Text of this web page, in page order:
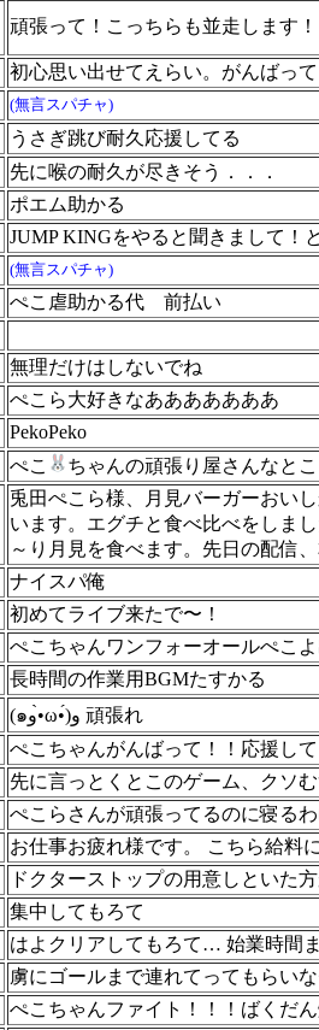
頑張って！こっちらも並走します！
初心思い出せてえらい。がんばっ
(無言スパチャ)
うさぎ跳び耐久応援してる
先に喉の耐久が尽きそう．．．
ポエム助かる
JUMP KINGをやると聞きまして！
(無言スパチャ)
ぺこ虐助かる代 前払い
無理だけはしないでね
ぺこら大好きなあああああああ
PekoPeko
ぺこ ちゃんの頑張り屋さんなと
兎田ぺこら様、月見バーガーおい
います。エグチと食べ比べをしま
～り月見を食べます。先日の配信
ナイスパ俺
初めてライブ来たで〜！
ぺこちゃんワンフォーオールぺこ
長時間の作業用BGMたすかる
(๑و•̀ω•́)و 頑張れ
ぺこちゃんがんばって！！応援して
先に言っとくとこのゲーム、クソ
ぺこらさんが頑張ってるのに寝るわ
お仕事お疲れ様です。 こちら給料
ドクターストップの用意しといた方
集中してもろて
はよクリアしてもろて… 始業時間
虜にゴールまで連れてってもらい
ぺこちゃんファイト！！！ばくだ